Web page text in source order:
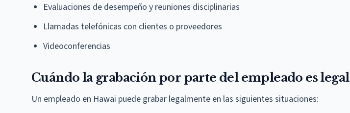
Evaluaciones de desempeño y reuniones disciplinarias
Llamadas telefónicas con clientes o proveedores
Videoconferencias
Cuándo la grabación por parte del empleado es legal
Un empleado en Hawai puede grabar legalmente en las siguientes situaciones: